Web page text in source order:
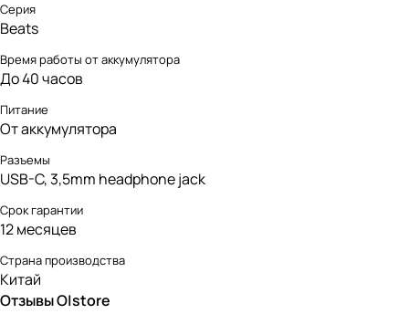
Серия
Beats
Время работы от аккумулятора
До 40 часов
Питание
От аккумулятора
Разъемы
USB-C, 3,5mm headphone jack
Срок гарантии
12 месяцев
Страна производства
Китай
Отзывы O|store